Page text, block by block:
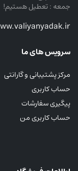
جمعه : تعطیل هستیم!
سرویس های ما
مرکز پشتیبانی و گارانتی
حساب کاربری
پیگیری سفارشات
حساب کاربری من